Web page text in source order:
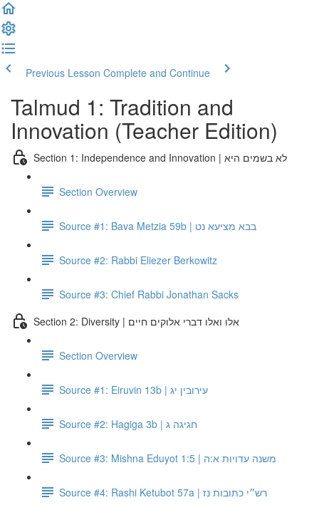
Previous Lesson Complete and Continue
Talmud 1: Tradition and
Innovation (Teacher Edition)
Section 1: Independence and Innovation | לא בשמים היא
Section Overview
Source #1: Bava Metzia 59b | בבא מציעא נט
Source #2: Rabbi Eliezer Berkowitz
Source #3: Chief Rabbi Jonathan Sacks
Section 2: Diversity | אלו ואלו דברי אלוקים חיים
Section Overview
Source #1: Eiruvin 13b | עירובין יג
Source #2: Hagiga 3b | חגיגה ג
Source #3: Mishna Eduyot 1:5 | משנה עדויות א:ה
Source #4: Rashi Ketubot 57a | רש״י כתובות נז